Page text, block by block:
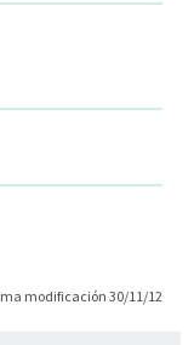
modificación 30/11/12